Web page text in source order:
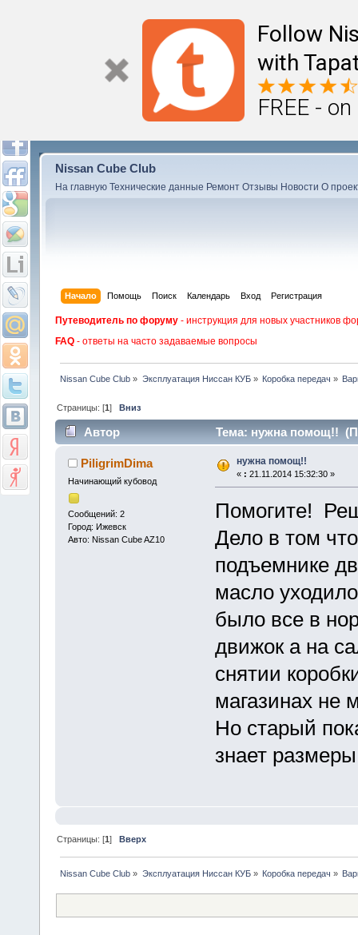
Follow
with
FREE -
Nissan Cube Club
На главную Технические данные Ремонт Отзывы Новости О
Начало Помощь Поиск Календарь Вход Регистрация
Путеводитель по форуму - инструкция для новых участников
FAQ - ответы на часто задаваемые вопросы
Nissan Cube Club » Эксплуатация Ниссан КУБ» Коробка передач »
Страницы: [1]Вниз
Автор Тема: нужна помощ!!
PiligrimDima
Начинающий кубовод
Сообщений: 2
Город: Ижевск
Авто: Nissan Cube AZ10
нужна помощ!!
« : 21.11.2014 15:32:30 »
Помогите!
Дело в том
подъемнике
масло
было все в
движок а на
снятии
магазинах не
Но старый
знает
Страницы: [1] Вверх
Nissan Cube Club » Эксплуатация Ниссан КУБ» Коробка передач »